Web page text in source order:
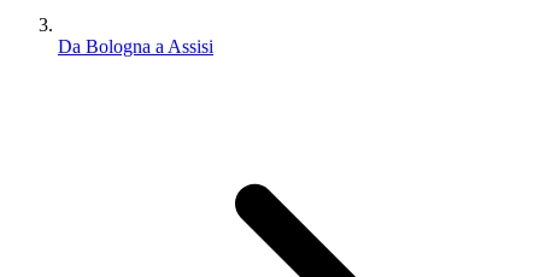
Da Bologna a Assisi